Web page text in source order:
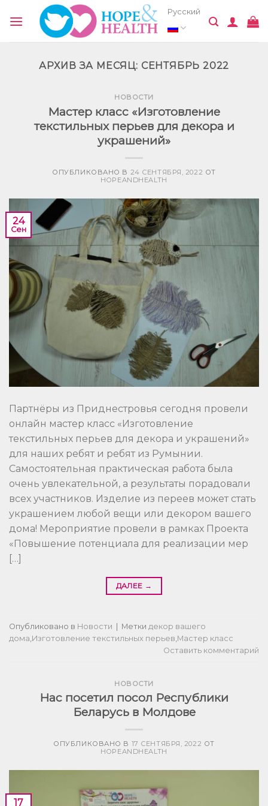
Русский
АРХИВ ЗА МЕСЯЦ: СЕНТЯБРЬ 2022
НОВОСТИ
Мастер класс «Изготовление
текстильных перьев для декора и
украшений»
ОПУБЛИКОВАНО В 24 СЕНТЯБРЯ, 2022 ОТ
HOPEANDHEALTH
24
Сен
Партнёры из Приднестровья сегодня провели
онлайн мастер класс «Изготовление
текстильных перьев для декора и украшений»
для наших ребят и ребят из Румынии.
Самостоятельная практическая работа была
очень увлекательной, а результаты порадовали
всех участников. Изделие из переев может стать
украшением любой вещи или декором вашего
дома! Мероприятие провели в рамках Проекта
«Повышение потенциала для реализации мер
[…]
ДАЛЕЕ →
Опубликовано в Новости Метки декор вашего
дома Изготовление текстильных перьев Мастер класс
Оставить комментарий
НОВОСТИ
Нас посетил посол Республики
Беларусь в Молдове
ОПУБЛИКОВАНО В 17 СЕНТЯБРЯ, 2022 ОТ
HOPEANDHEALTH
17